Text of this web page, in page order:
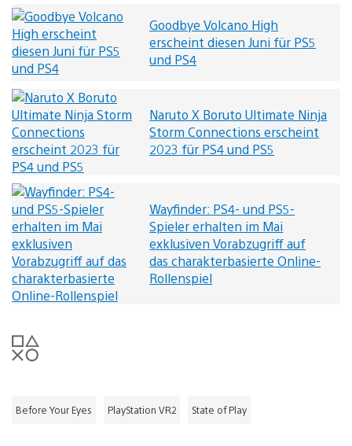
Goodbye Volcano High
erscheint diesen Juni für PS5
und PS4
Naruto X Boruto Ultimate Ninja
Storm Connections erscheint
2023 für PS4 und PS5
Wayfinder: PS4- und PS5-
Spieler erhalten im Mai
exklusiven Vorabzugriff auf
das charakterbasierte Online-
Rollenspiel
Before Your Eyes PlayStation VR2 State of Play